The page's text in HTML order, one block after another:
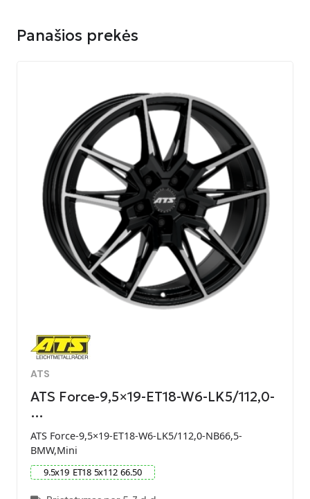
Panašios prekės
ATS
ATS Force-9,5×19-ET18-W6-LK5/112,0-
…
ATS Force-9,5×19-ET18-W6-LK5/112,0-NB66,5-
BMW,Mini
9.5x19 ET18 5x112 66.50